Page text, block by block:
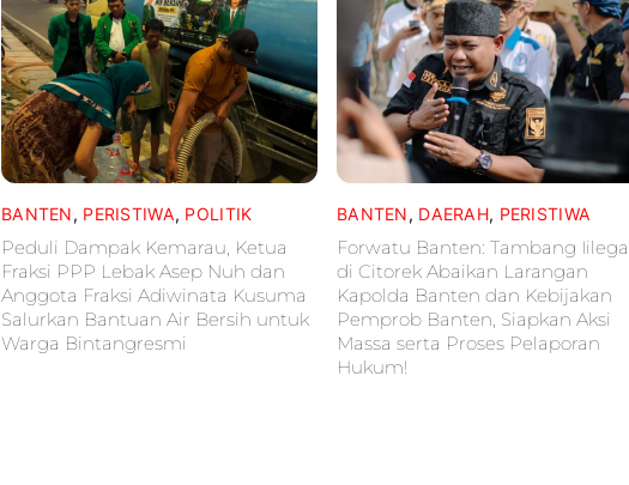
BANTEN, PERISTIWA, POLITIK
Peduli Dampak Kemarau, Ketua
Fraksi PPP Lebak Asep Nuh dan
Anggota Fraksi Adiwinata Kusuma
Salurkan Bantuan Air Bersih untuk
Warga Bintangresmi
BANTEN, DAERAH, PERISTIWA
Forwatu Banten: Tambang
di Citorek Abaikan Larangan
Kapolda Banten dan Kebijakan
Pemprob Banten, Siapkan Aksi
Massa serta Proses Pelaporan
Hukum!